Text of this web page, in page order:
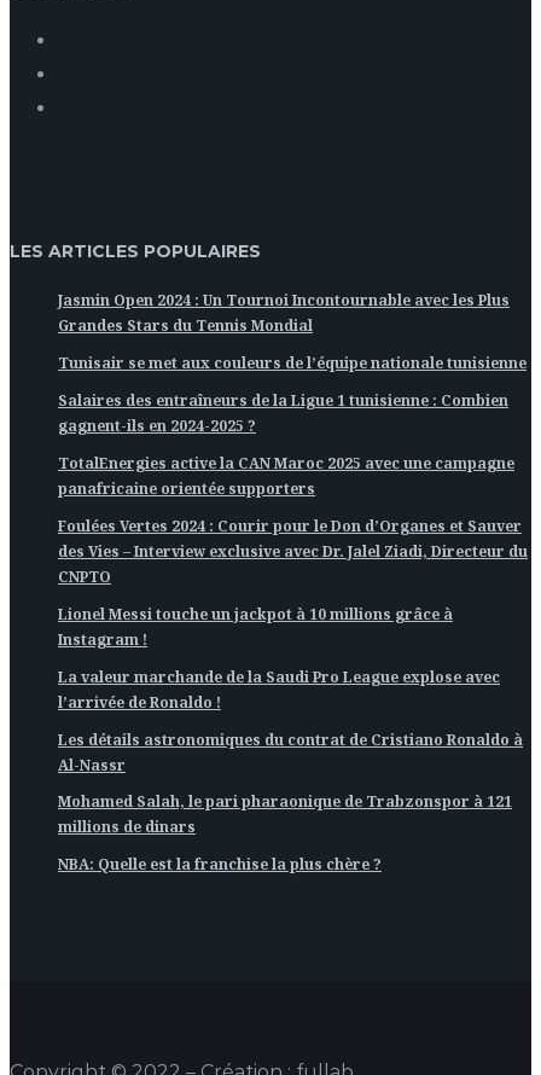
LES ARTICLES POPULAIRES
Jasmin Open 2024 : Un Tournoi Incontournable avec les Plus
Grandes Stars du Tennis Mondial
Tunisair se met aux couleurs de l’équipe nationale tunisienne
Salaires des entraîneurs de la Ligue 1 tunisienne : Combien
gagnent-ils en 2024-2025 ?
TotalEnergies active la CAN Maroc 2025 avec une campagne
panafricaine orientée supporters
Foulées Vertes 2024 : Courir pour le Don d’Organes et Sauver
des Vies – Interview exclusive avec Dr. Jalel Ziadi, Directeur du
CNPTO
Lionel Messi touche un jackpot à 10 millions grâce à
Instagram !
La valeur marchande de la Saudi Pro League explose avec
l’arrivée de Ronaldo !
Les détails astronomiques du contrat de Cristiano Ronaldo à
Al-Nassr
Mohamed Salah, le pari pharaonique de Trabzonspor à 121
millions de dinars
NBA: Quelle est la franchise la plus chère ?